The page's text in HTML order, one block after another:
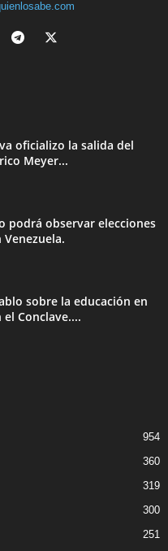
oficializo la salida del
Meyer...
podrá observar elecciones
sobre la educación en
Conclave....
954
360
319
300
251